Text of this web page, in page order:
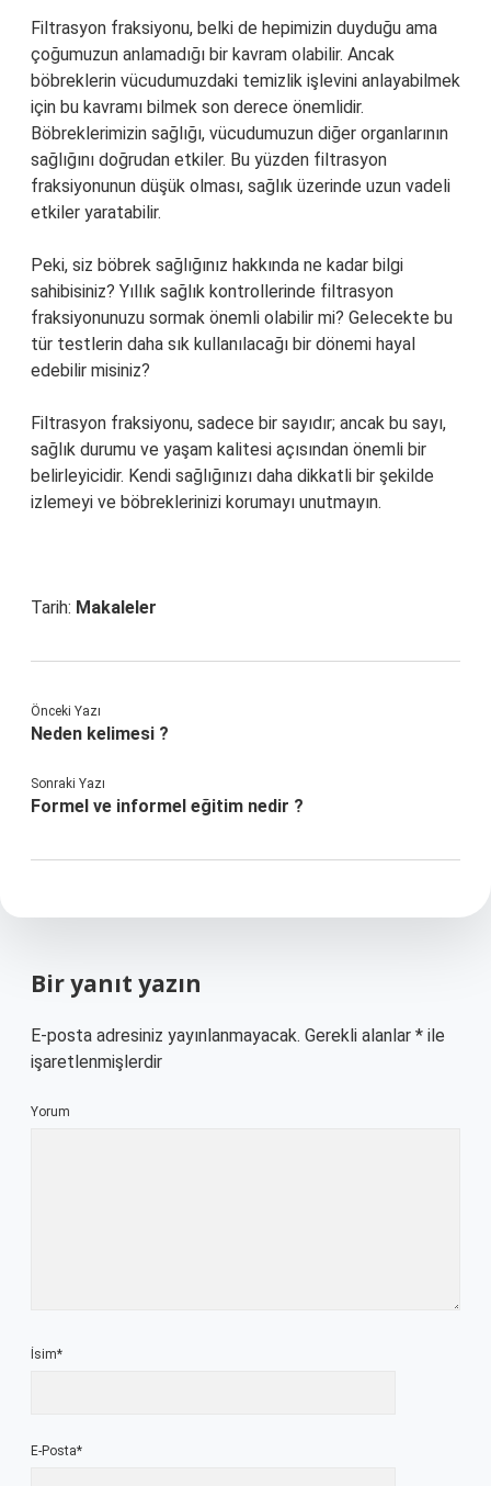
Filtrasyon fraksiyonu, belki de hepimizin duyduğu ama
çoğumuzun anlamadığı bir kavram olabilir. Ancak
böbreklerin vücudumuzdaki temizlik işlevini anlayabilmek
için bu kavramı bilmek son derece önemlidir.
Böbreklerimizin sağlığı, vücudumuzun diğer organlarının
sağlığını doğrudan etkiler. Bu yüzden filtrasyon
fraksiyonunun düşük olması, sağlık üzerinde uzun vadeli
etkiler yaratabilir.
Peki, siz böbrek sağlığınız hakkında ne kadar bilgi
sahibisiniz? Yıllık sağlık kontrollerinde filtrasyon
fraksiyonunuzu sormak önemli olabilir mi? Gelecekte bu
tür testlerin daha sık kullanılacağı bir dönemi hayal
edebilir misiniz?
Filtrasyon fraksiyonu, sadece bir sayıdır; ancak bu sayı,
sağlık durumu ve yaşam kalitesi açısından önemli bir
belirleyicidir. Kendi sağlığınızı daha dikkatli bir şekilde
izlemeyi ve böbreklerinizi korumayı unutmayın.
Tarih: Makaleler
Önceki Yazı
Neden kelimesi ?
Sonraki Yazı
Formel ve informel eğitim nedir ?
Bir yanıt yazın
E-posta adresiniz yayınlanmayacak. Gerekli alanlar * ile
işaretlenmişlerdir
Yorum
İsim*
E-Posta*